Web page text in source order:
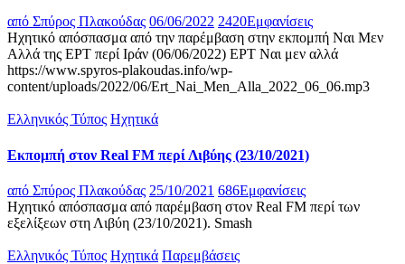
από Σπύρος Πλακούδας 06/06/2022 2420Εμφανίσεις
Ηχητικό απόσπασμα από την παρέμβαση στην εκπομπή Ναι Μεν
Αλλά της ΕΡΤ περί Ιράν (06/06/2022) ΕΡΤ Ναι μεν αλλά
https://www.spyros-plakoudas.info/wp-
content/uploads/2022/06/Ert_Nai_Men_Alla_2022_06_06.mp3
Ελληνικός Τύπος Ηχητικά
Εκπομπή στον Real FM περί Λιβύης (23/10/2021)
από Σπύρος Πλακούδας 25/10/2021 686Εμφανίσεις
Ηχητικό απόσπασμα από παρέμβαση στον Real FM περί των
εξελίξεων στη Λιβύη (23/10/2021). Smash
Ελληνικός Τύπος Ηχητικά Παρεμβάσεις